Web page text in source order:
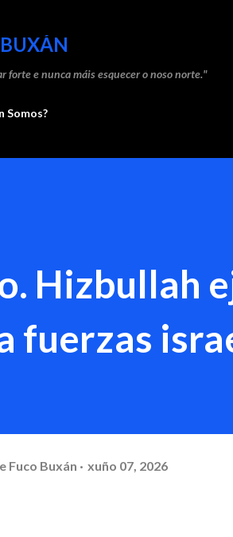
forte e nunca máis esquecer o noso norte."
Somos?
Hizbullah
fuerzas
Fuco Buxán xuño 07, 2026